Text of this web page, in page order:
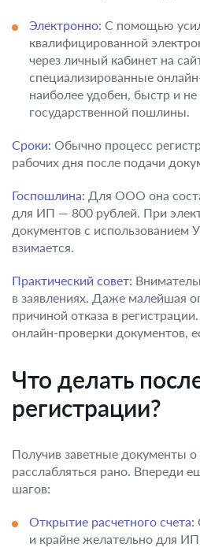
Электронно: С помощью
квалифицированной
через личный кабинет на
специализированные
наиболее удобен, быстр и
государственной пошлины.
Сроки: Обычно процесс
рабочих дня после подачи
Госпошлина: Для ООО она
для ИП — 800 рублей. При
документов с
взимается.
Практический совет:
в заявлениях. Даже малейшая
причиной отказа в
онлайн-проверки документов,
Что делать
регистрации?
Получив заветные документы о
расслабляться рано. Впереди
шагов:
Открытие расчетного счета:
и крайне желательно для